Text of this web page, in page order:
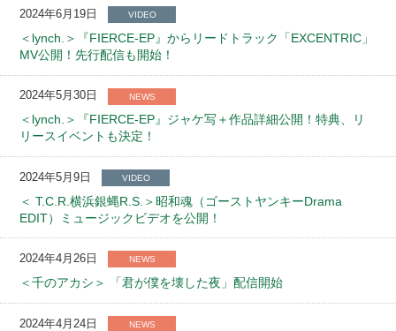
2024年6月19日 VIDEO
＜lynch.＞『FIERCE-EP』からリードトラック「EXCENTRIC」
MV公開！先行配信も開始！
2024年5月30日 NEWS
＜lynch.＞『FIERCE-EP』ジャケ写＋作品詳細公開！特典、リ
リースイベントも決定！
2024年5月9日 VIDEO
＜ T.C.R.横浜銀蝿R.S.＞昭和魂（ゴーストヤンキーDrama
EDIT）ミュージックビデオを公開！
2024年4月26日 NEWS
＜千のアカシ＞ 「君が僕を壊した夜」配信開始
2024年4月24日 NEWS